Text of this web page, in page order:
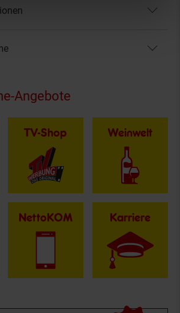
Angebote
TV-Shop Weinwelt
NettoKOM Karriere